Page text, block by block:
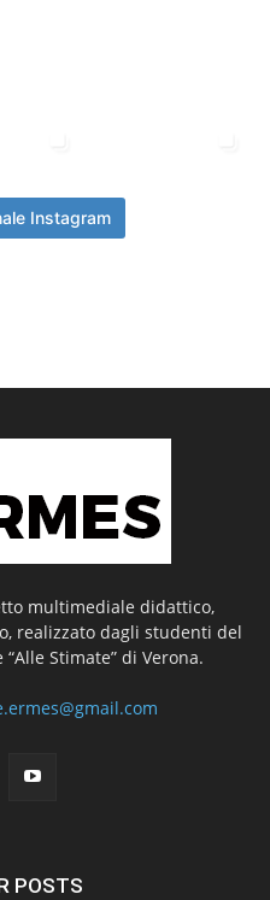
Instagram
multimediale didattico,
realizzato dagli studenti del
Stimate” di Verona.
POSTS